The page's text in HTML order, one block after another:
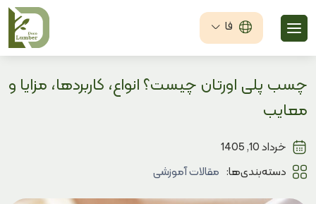
فا
چسب پلی اورتان چیست؟ انواع، کاربردها، مزایا و
معایب
خرداد 10, 1405
دسته‌بندی‌ها: مقالات آموزشی